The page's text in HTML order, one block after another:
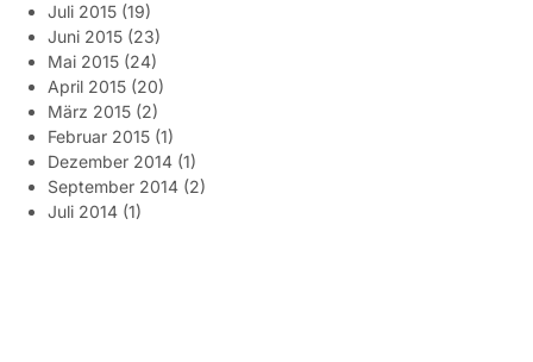
Juli 2015 (19)
Juni 2015 (23)
Mai 2015 (24)
April 2015 (20)
März 2015 (2)
Februar 2015 (1)
Dezember 2014 (1)
September 2014 (2)
Juli 2014 (1)